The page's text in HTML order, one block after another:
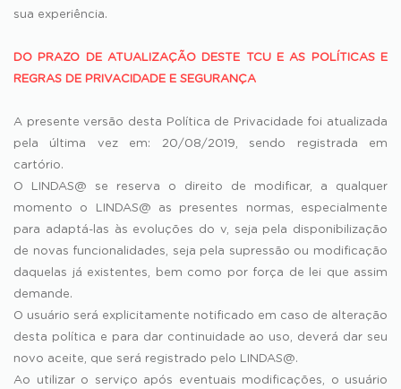
sua experiência.
DO PRAZO DE ATUALIZAÇÃO DESTE TCU E AS POLÍTICAS E
REGRAS DE PRIVACIDADE E SEGURANÇA
A presente versão desta Política de Privacidade foi atualizada
pela última vez em: 20/08/2019, sendo registrada em
cartório.
O LINDAS@ se reserva o direito de modificar, a qualquer
momento o LINDAS@ as presentes normas, especialmente
para adaptá-las às evoluções do v, seja pela disponibilização
de novas funcionalidades, seja pela supressão ou modificação
daquelas já existentes, bem como por força de lei que assim
demande.
O usuário será explicitamente notificado em caso de alteração
desta política e para dar continuidade ao uso, deverá dar seu
novo aceite, que será registrado pelo LINDAS@.
Ao utilizar o serviço após eventuais modificações, o usuário